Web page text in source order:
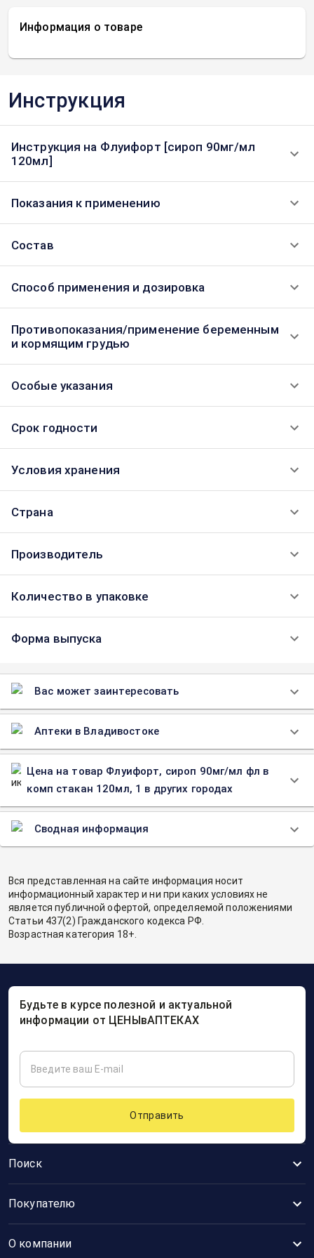
Информация о товаре
Инструкция
Инструкция на Флуифорт [сироп 90мг/мл
120мл]
Показания к применению
Состав
Способ применения и дозировка
Противопоказания/применение беременным
и кормящим грудью
Особые указания
Срок годности
Условия хранения
Страна
Производитель
Количество в упаковке
Форма выпуска
Вас может заинтересовать
Аптеки в Владивостоке
Цена на товар Флуифорт, сироп 90мг/мл фл в
комп стакан 120мл, 1 в других городах
Сводная информация
Вся представленная на сайте информация носит
информационный характер и ни при каких условиях не
является публичной офертой, определяемой положениями
Статьи 437(2) Гражданского кодекса РФ.
Возрастная категория 18+.
Поиск
Покупателю
О компании
Будьте в курсе полезной и актуальной
информации от ЦЕНЫвАПТЕКАХ
Отправить